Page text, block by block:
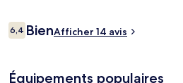
Avis
voyageurs
6,46,4 sur 10
BienAfficher 14 avis
Équipements populaires